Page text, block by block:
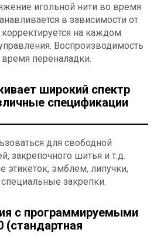
игольной нити во время
в зависимости от
на каждом
Воспроизводимость
переналадки.
широкий спектр
спецификации
для свободной
закрепочного шитья и т.д.
эмблем, липучки,
закрепки.
с программируемыми
(стандартная